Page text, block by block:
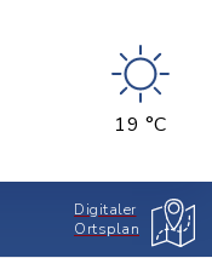
19 °C
Digitaler
Ortsplan